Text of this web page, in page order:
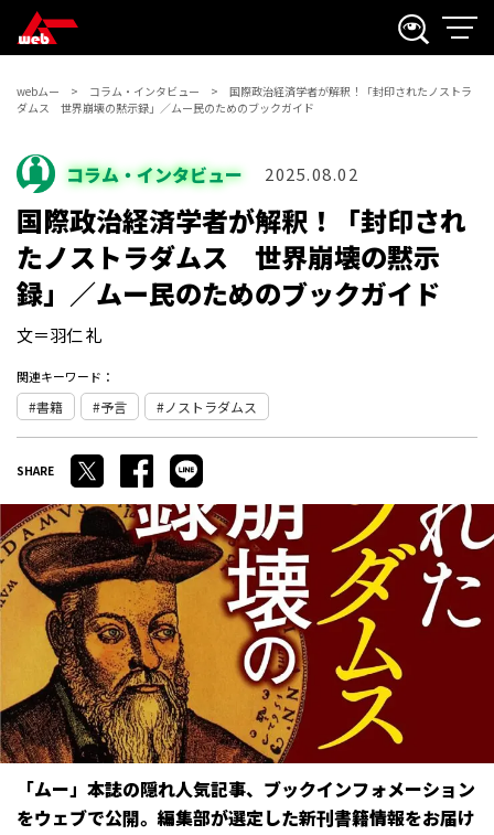
webムー コラム・インタビュー
国際政治経済学者が解釈！「封印されたノストラ
ダムス 世界崩壊の黙示録」／ムー民のためのブックガイド
コラム・インタビュー 2025.08.02
国際政治経済学者が解釈！「封印され
たノストラダムス 世界崩壊の黙示
録」／ムー民のためのブックガイド
文＝羽仁 礼
関連キーワード：
書籍 予言 ノストラダムス
「ムー」本誌の隠れ人気記事、ブックインフォメーション
をウェブで公開。編集部が選定した新刊書籍情報をお届け